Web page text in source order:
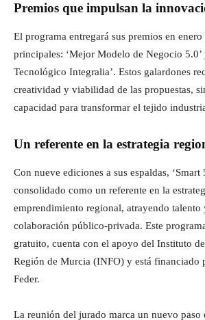
Premios que impulsan la
El programa entregará sus premios en
principales: ‘Mejor Modelo de Negocio 5.0’
Tecnológico Integralia’. Estos galardones
creatividad y viabilidad de las propuestas,
capacidad para transformar el tejido
Un referente en la estrategia
Con nueve ediciones a sus espaldas, ‘Smart
consolidado como un referente en la
emprendimiento regional, atrayendo talento
colaboración público-privada. Este
gratuito, cuenta con el apoyo del Instituto
Región de Murcia (INFO) y está financiado
Feder.
La reunión del jurado marca un nuevo paso